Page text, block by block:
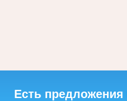
Есть предложения